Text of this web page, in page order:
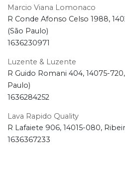
Marcio Viana Lomonaco
R Conde Afonso Celso 1988,
(São Paulo)
1636230971
Luzente & Luzente
R Guido Romani 404, 14075-
Paulo)
1636284252
Lava Rapido Quality
R Lafaiete 906, 14015-080,
1636367233